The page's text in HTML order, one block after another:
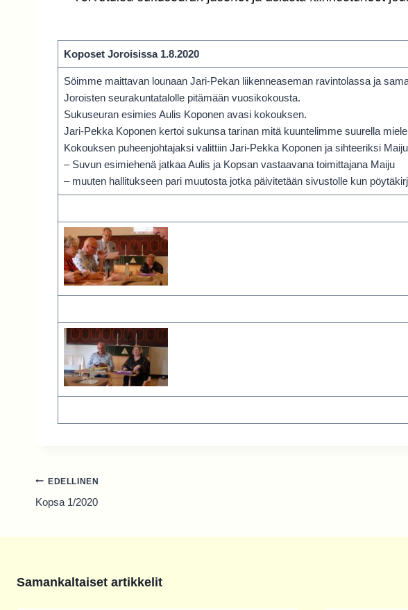
Koposet Joroisissa 1.8.2020
Söimme maittavan lounaan Jari-Pekan liikenneaseman ravintolassa ja
Joroisten seurakuntatalolle pitämään vuosikokousta.
Sukuseuran esimies Aulis Koponen avasi kokouksen.
Jari-Pekka Koponen kertoi sukunsa tarinan mitä kuuntelimme suurella
Kokouksen puheenjohtajaksi valittiin Jari-Pekka Koponen ja sihteeriksi
– Suvun esimiehenä jatkaa Aulis ja Kopsan vastaavana toimittajana Maiju
– muuten hallitukseen pari muutosta jotka päivitetään sivustolle kun
Artikkelien
selaus
EDELLINEN
Kopsa 1/2020
Samankaltaiset artikkelit